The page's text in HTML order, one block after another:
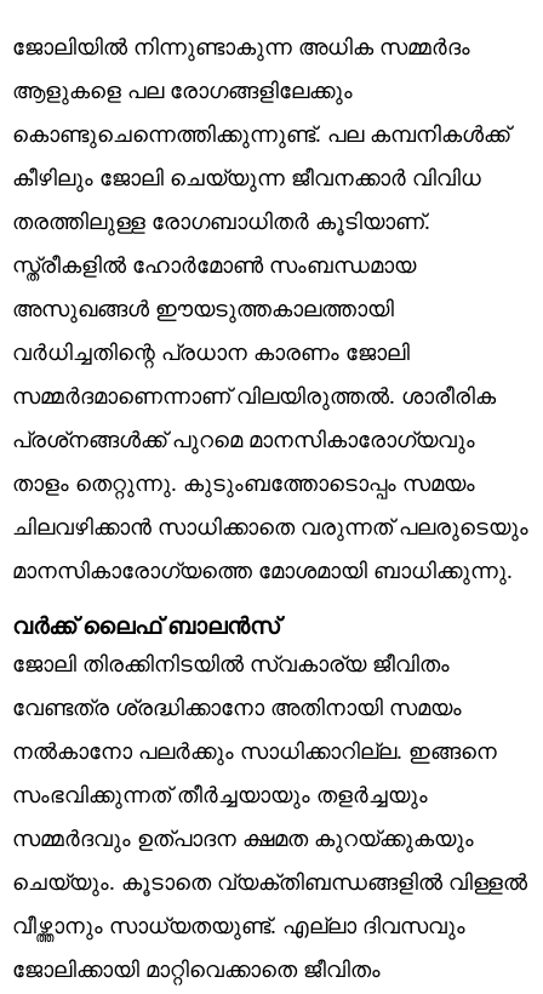
ജോലിയില്‍ നിന്നുണ്ടാകുന്ന അധിക സമ്മര്‍ദം
ആളുകളെ പല രോഗങ്ങളിലേക്കും
കൊണ്ടുചെന്നെത്തിക്കുന്നുണ്ട്. പല കമ്പനികള്‍ക്ക്
കീഴിലും ജോലി ചെയ്യുന്ന ജീവനക്കാര്‍ വിവിധ
തരത്തിലുള്ള രോഗബാധിതര്‍ കൂടിയാണ്.
സ്ത്രീകളില്‍ ഹോര്‍മോണ്‍ സംബന്ധമായ
അസുഖങ്ങള്‍ ഈയടുത്തകാലത്തായി
വര്‍ധിച്ചതിന്റെ പ്രധാന കാരണം ജോലി
സമ്മര്‍ദമാണെന്നാണ് വിലയിരുത്തല്‍. ശാരീരിക
പ്രശ്‌നങ്ങള്‍ക്ക് പുറമെ മാനസികാരോഗ്യവും
താളം തെറ്റുന്നു. കുടുംബത്തോടൊപ്പം സമയം
ചിലവഴിക്കാന്‍ സാധിക്കാതെ വരുന്നത് പലരുടെയും
മാനസികാരോഗ്യത്തെ മോശമായി ബാധിക്കുന്നു.
വര്‍ക്ക് ലൈഫ് ബാലന്‍സ്
ജോലി തിരക്കിനിടയില്‍ സ്വകാര്യ ജീവിതം
വേണ്ടത്ര ശ്രദ്ധിക്കാനോ അതിനായി സമയം
നല്‍കാനോ പലര്‍ക്കും സാധിക്കാറില്ല. ഇങ്ങനെ
സംഭവിക്കുന്നത് തീര്‍ച്ചയായും തളര്‍ച്ചയും
സമ്മര്‍ദവും ഉത്പാദന ക്ഷമത കുറയ്ക്കുകയും
ചെയ്യും. കൂടാതെ വ്യക്തിബന്ധങ്ങളില്‍ വിള്ളല്‍
വീഴ്ത്താനും സാധ്യതയുണ്ട്. എല്ലാ ദിവസവും
ജോലിക്കായി മാറ്റിവെക്കാതെ ജീവിതം